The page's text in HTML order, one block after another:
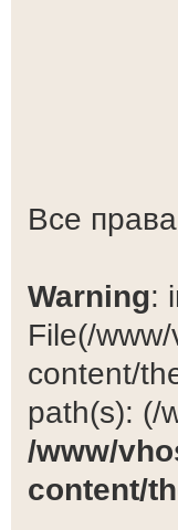
Все
Warning:
File(/
content/
path(s): (/
/www/
content/